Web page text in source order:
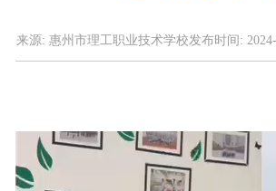
来源: 惠州市理工职业技术学校发布时间: